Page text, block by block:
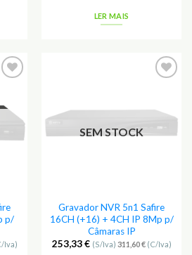
LER MAIS
p/
Iva)
Favoritos
SEM STOCK
Gravador NVR 5n1 Safire
16CH (+16) + 4CH IP 8Mp p/
Câmaras IP
253,33€ (S/Iva) 311,60€(C/Iva)